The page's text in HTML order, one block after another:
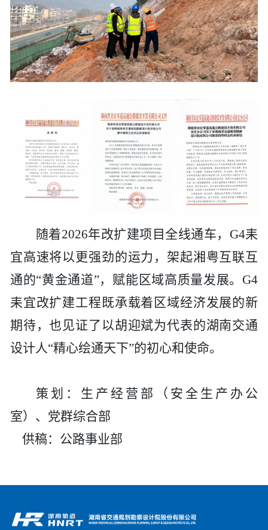
随着2026年改扩建项目全线通车，G4耒
宜高速将以更强劲的运力，架起湘粤互联互
通的“黄金通道”，赋能区域高质量发展。G4
耒宜改扩建工程既承载着区域经济发展的新
期待，也见证了以胡迎斌为代表的湖南交通
设计人“精心绘通天下”的初心和使命。
策划：生产经营部（安全生产办公
室）、党群综合部
供稿： 公路事业部